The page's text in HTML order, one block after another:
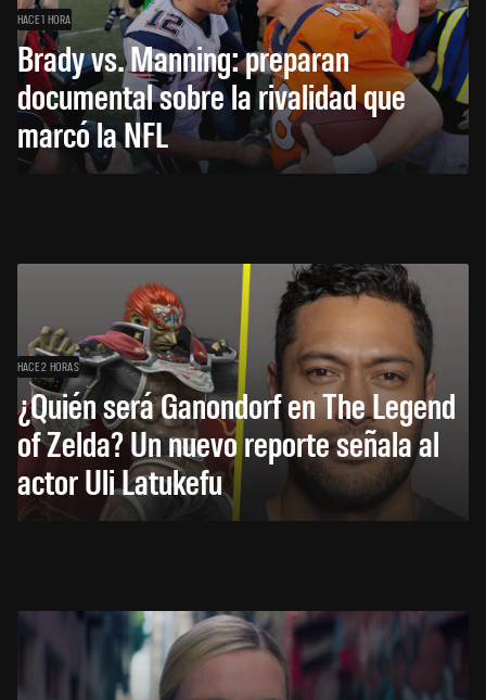
HACE 1 HORA
Brady vs. Manning: preparan
documental sobre la rivalidad que
marcó la NFL
HACE 2 HORAS
¿Quién será Ganondorf en The Legend
of Zelda? Un nuevo reporte señala al
actor Uli Latukefu